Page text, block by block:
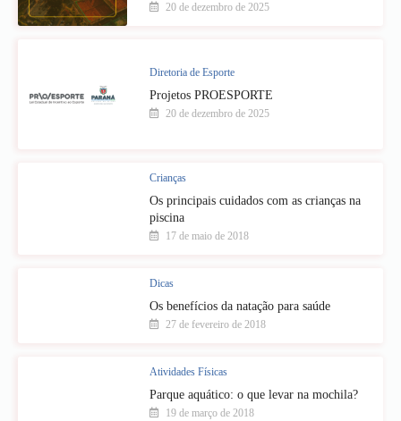
20 de dezembro de 2025
Diretoria de Esporte
Projetos PROESPORTE
20 de dezembro de 2025
Crianças
Os principais cuidados com as crianças na
piscina
17 de maio de 2018
Dicas
Os benefícios da natação para saúde
27 de fevereiro de 2018
Atividades Físicas
Parque aquático: o que levar na mochila?
19 de março de 2018